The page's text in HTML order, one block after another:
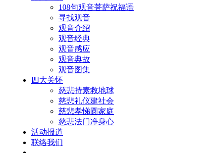
108句观音菩萨祝福语
寻找观音
观音介绍
观音经典
观音感应
观音典故
观音图集
四大关怀
慈悲持素救地球
慈悲礼仪建社会
慈悲孝悌圆家庭
慈悲法门净身心
活动报道
联络我们